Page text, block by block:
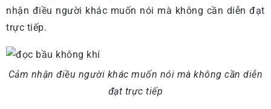
nhận điều người khác muốn nói mà không cần diễn đạt
trực tiếp.
Cảm nhận điều người khác muốn nói mà không cần diễn
đạt trực tiếp